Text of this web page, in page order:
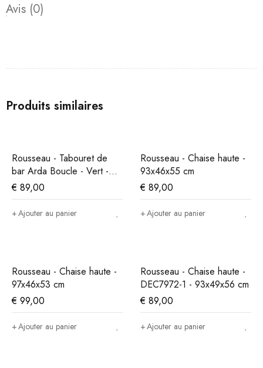
Avis (0)
Produits similaires
Rousseau - Tabouret de
bar Arda Boucle - Vert -
86x49x46 cm
€ 89,00
Ajouter au panier
Rousseau - Chaise haute -
93x46x55 cm
€ 89,00
Ajouter au panier
Rousseau - Chaise haute -
97x46x53 cm
€ 99,00
Ajouter au panier
Rousseau - Chaise haute -
DEC7972-1 - 93x49x56 cm
€ 89,00
Ajouter au panier